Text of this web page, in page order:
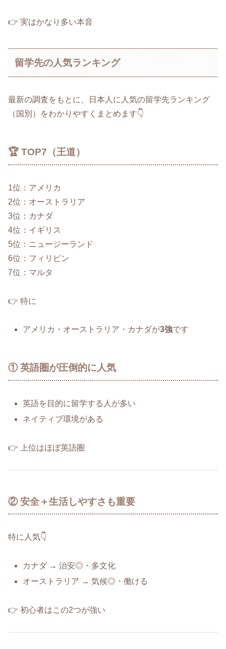
👉 実はかなり多い本音
留学先の人気ランキング
最新の調査をもとに、日本人に人気の留学先ランキング
（国別）をわかりやすくまとめます👇
🏆 TOP7（王道）
1位：アメリカ
2位：オーストラリア
3位：カナダ
4位：イギリス
5位：ニュージーランド
6位：フィリピン
7位：マルタ
👉 特に
アメリカ・オーストラリア・カナダが3強です
① 英語圏が圧倒的に人気
英語を目的に留学する人が多い
ネイティブ環境がある
👉 上位はほぼ英語圏
② 安全＋生活しやすさも重要
特に人気👇
カナダ → 治安◎・多文化
オーストラリア → 気候◎・働ける
👉 初心者はこの2つが強い